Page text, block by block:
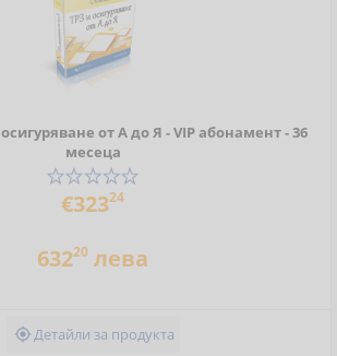
от А до Я - VIP абонамент - 36
месеца
€32324
63220 лева
Детайли за продукта